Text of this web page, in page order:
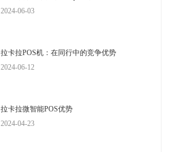
2024-06-03
拉卡拉POS机：在同行中的竞争优势
2024-06-12
拉卡拉微智能POS优势
2024-04-23